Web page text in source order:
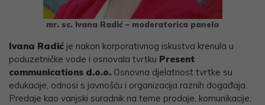
mr. sc. Ivana Radić – moderatorica panela
Ivana Radić je nakon korporativnog iskustva krenula u
poduzetničke vode i osnovala tvrtku Present
communications d.o.o. Osnovna djelatnost tvrtke su
edukacije, odnosi s javnošću i organizacija raznih događaja.
Predaje kao vanjski suradnik na teme prodaje, komunikacije,